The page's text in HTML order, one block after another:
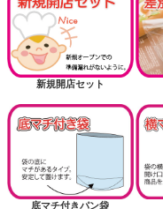
新規開店セット
底マチ付きパン袋